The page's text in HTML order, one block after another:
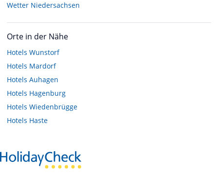
Wetter Niedersachsen
Orte in der Nähe
Hotels Wunstorf
Hotels Mardorf
Hotels Auhagen
Hotels Hagenburg
Hotels Wiedenbrügge
Hotels Haste